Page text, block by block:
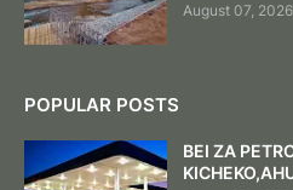
August 07, 2026
POPULAR POSTS
BEI ZA